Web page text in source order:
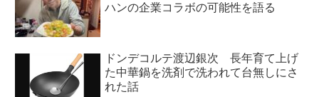
ハンの企業コラボの可能性を語る
ドンデコルテ渡辺銀次 長年育て上げ
た中華鍋を洗剤で洗われて台無しにさ
れた話